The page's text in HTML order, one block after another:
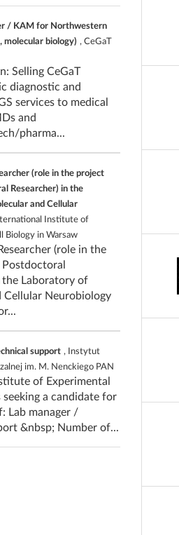
/ KAM for Northwestern
molecular biology) , CeGaT
Selling CeGaT
diagnostic and
services to medical
and
pharma...
(role in the project
Researcher) in the
and Cellular
Institute of
Biology in Warsaw
(role in the
the Laboratory of
Cellular Neurobiology
support , Instytut
im. M. Nenckiego PAN
of Experimental
seeking a candidate for
Lab manager /
&nbsp; Number of...